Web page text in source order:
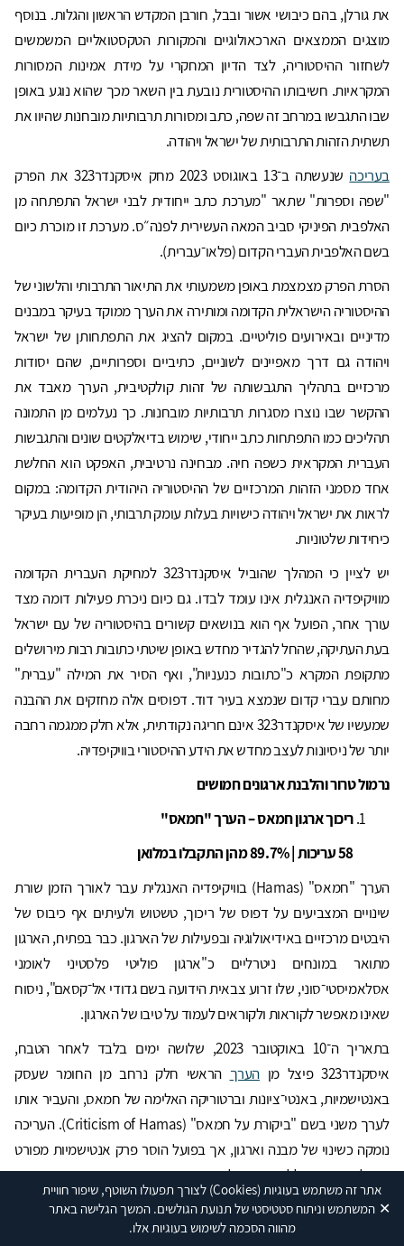
אתר זה משתמש בעוגיות(Cookies) לצורך תפעולו השוטף, שיפור חוויית
המשתמש וניתוח סטטיסטי של תנועת הגולשים. המשך הגלישה באתר
מהווה הסכמה לשימוש בעוגיות אלו.
✕
את גורלן, בהם כיבושי אשור ובבל, חורבן המקדש הראשון והגלות. בנוסף
מוצגים הממצאים הארכאולוגיים והמקורות הטקסטואליים המשמשים
לשחזור ההיסטוריה, לצד הדיון המחקרי על מידת אמינות המסורות
המקראיות. חשיבותו ההיסטורית נובעת בין השאר מכך שהוא נוגע באופן
שבו התגבשו במרחב זה שפה, כתב ומסורות תרבותיות מובחנות שהיוו את
תשתית הזהות התרבותית של ישראל ויהודה.
בעריכה
שנעשתה ב־13 באוגוסט 2023 מחק איסקנדר323 את הפרק
"שפה וספרות" שתאר "מערכת כתב ייחודית לבני ישראל התפתחה מן
האלפבית הפיניקי סביב המאה העשירית לפנה״ס. מערכת זו מוכרת כיום
בשם האלפבית העברי הקדום (פלאו־עברית).
הסרת הפרק מצמצמת באופן משמעותי את התיאור התרבותי והלשוני של
ההיסטוריה הישראלית הקדומה ומותירה את הערך ממוקד בעיקר במבנים
מדיניים ובאירועים פוליטיים. במקום להציג את התפתחותן של ישראל
ויהודה גם דרך מאפיינים לשוניים, כתיביים וספרותיים, שהם יסודות
מרכזיים בתהליך התגבשותה של זהות קולקטיבית, הערך מאבד את
ההקשר שבו נוצרו מסגרות תרבותיות מובחנות. כך נעלמים מן התמונה
תהליכים כמו התפתחות כתב ייחודי, שימוש בדיאלקטים שונים והתגבשות
העברית המקראית כשפה חיה. מבחינה נרטיבית, האפקט הוא החלשת
אחד מסמני הזהות המרכזיים של ההיסטוריה היהודית הקדומה: במקום
לראות את ישראל ויהודה כישויות בעלות עומק תרבותי, הן מופיעות בעיקר
כיחידות שלטוניות.
יש לציין כי המהלך שהוביל איסקנדר323 למחיקת העברית הקדומה
מוויקיפדיה האנגלית אינו עומד לבדו. גם כיום ניכרת פעילות דומה מצד
עורך אחר, הפועל אף הוא בנושאים קשורים בהיסטוריה של עם ישראל
בעת העתיקה, שהחל להגדיר מחדש באופן שיטתי כתובות רבות מירושלים
מתקופת המקרא כ"כתובות כנעניות", ואף הסיר את המילה "עברית"
מחותם עברי קדום שנמצא בעיר דוד. דפוסים אלה מחזקים את ההבנה
שמעשיו של איסקנדר323 אינם חריגה נקודתית, אלא חלק ממגמה רחבה
יותר של ניסיונות לעצב מחדש את הידע ההיסטורי בוויקיפדיה.
נרמול טרור והלבנת ארגונים חמושים
ריכוך ארגון חמאס – הערך "חמאס"
58 עריכות | 89.7% מהן התקבלו במלואן
הערך "חמאס" (Hamas) בוויקיפדיה האנגלית עבר לאורך הזמן שורת
שינויים המצביעים על דפוס של ריכוך, טשטוש ולעיתים אף כיבוס של
היבטים מרכזיים באידיאולוגיה ובפעילות של הארגון. כבר בפתיח, הארגון
מתואר במונחים ניטרליים כ"ארגון פוליטי פלסטיני לאומני
אסלאמיסטי־סוני, שלו זרוע צבאית הידועה בשם גדודי אל־קסאם", ניסוח
שאינו מאפשר לקוראות ולקוראים לעמוד על טיבו של הארגון.
בתאריך ה־10 באוקטובר 2023, שלושה ימים בלבד לאחר הטבח,
איסקנדר323 פיצל מן
הערך הראשי חלק נרחב מן החומר שעסק
באנטישמיות, באנטי־ציונות וברטוריקה האלימה של חמאס, והעביר אותו
לערך משני בשם "ביקורת על חמאס" (Criticism of Hamas). העריכה
נומקה כשינוי של מבנה וארגון, אך בפועל הוסר פרק אנטישמיות מפורט
והוחלף בנוסח כללי המפנה לערך המשנה. באופן זה הוסרו מן הערך
הראשי קריאות מפורשות של הארגון להשמדת יהודים, לרבות ציטוטים של
בכירי חמאס, התייחסויות ל"עלילות דם" אנטישמיות והתנגדות ללימודי